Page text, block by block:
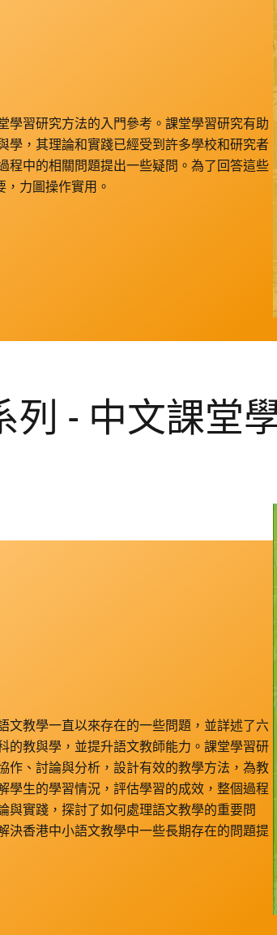
學習研究方法的入門參考。課堂學習研究有助
學，其理論和實踐已經受到許多學校和研究者
程中的相關問題提出一些疑問。為了回答這些
力圖操作實用。
- 中文課堂
文教學一直以來存在的一些問題，並詳述了六
的教與學，並提升語文教師能力。課堂學習研
作、討論與分析，設計有效的教學方法，為教
學生的學習情況，評估學習的成效，整個過程
與實踐，探討了如何處理語文教學的重要問
決香港中小語文教學中一些長期存在的問題提